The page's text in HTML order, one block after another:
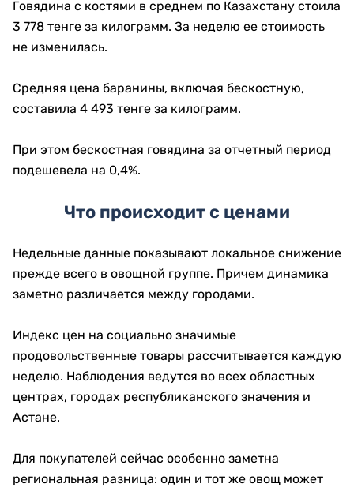
Говядина с костями в среднем по Казахстану стоила
3 778 тенге за килограмм. За неделю ее стоимость
не изменилась.
Средняя цена баранины, включая бескостную,
составила 4 493 тенге за килограмм.
При этом бескостная говядина за отчетный период
подешевела на 0,4%.
Что происходит с ценами
Недельные данные показывают локальное снижение
прежде всего в овощной группе. Причем динамика
заметно различается между городами.
Индекс цен на социально значимые
продовольственные товары рассчитывается каждую
неделю. Наблюдения ведутся во всех областных
центрах, городах республиканского значения и
Астане.
Для покупателей сейчас особенно заметна
региональная разница: один и тот же овощ может